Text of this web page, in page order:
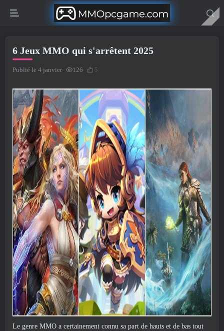
6 Jeux MMO qui s'arrêtent 2025
Publié le 4 janvier 126 5
Le genre MMO a certainement connu sa part de hauts et de bas tout